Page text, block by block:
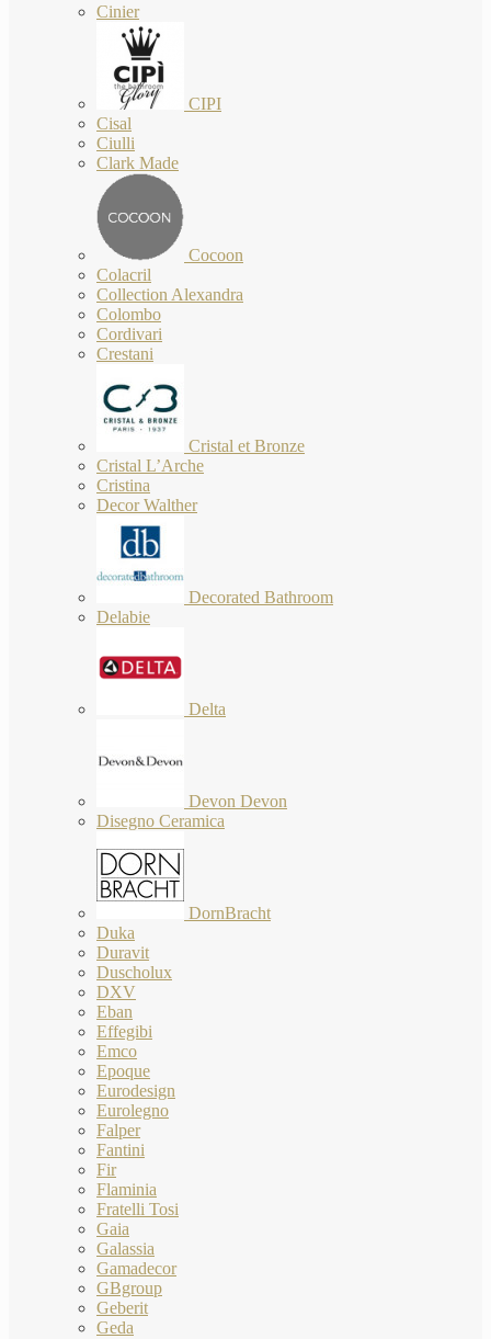
Cinier
CIPI
Cisal
Ciulli
Clark Made
Cocoon
Colacril
Collection Alexandra
Colombo
Cordivari
Crestani
Cristal et Bronze
Cristal L’Arche
Cristina
Decor Walther
Decorated Bathroom
Delabie
Delta
Devon Devon
Disegno Ceramica
DornBracht
Duka
Duravit
Duscholux
DXV
Eban
Effegibi
Emco
Epoque
Eurodesign
Eurolegno
Falper
Fantini
Fir
Flaminia
Fratelli Tosi
Gaia
Galassia
Gamadecor
GBgroup
Geberit
Geda